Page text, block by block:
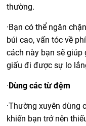
thường.
·Bạn có thể ngăn
búi cao, vấn tóc về
cách này bạn sẽ
giấu đi được sự lo
·Dùng các từ đệm
·Thường xuyên dùng
khiến bạn trở nên